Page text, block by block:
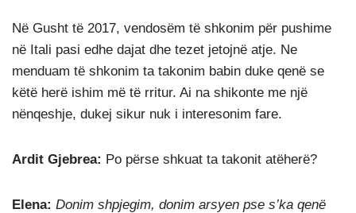
Në Gusht të 2017, vendosëm të shkonim për pushime
në Itali pasi edhe dajat dhe tezet jetojnë atje. Ne
menduam të shkonim ta takonim babin duke qenë se
këtë herë ishim më të rritur. Ai na shikonte me një
nënqeshje, dukej sikur nuk i interesonim fare.
Ardit Gjebrea: Po përse shkuat ta takonit atëherë?
Elena: Donim shpjegim, donim arsyen pse s’ka qenë